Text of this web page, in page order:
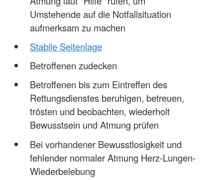
Umstehende auf die Notfallsituation
aufmerksam zu machen
Stabile Seitenlage
Betroffenen zudecken
Betroffenen bis zum Eintreffen des
Rettungsdienstes beruhigen, betreuen,
trösten und beobachten, wiederholt
Bewusstsein und Atmung prüfen
Bei vorhandener Bewusstlosigkeit und
fehlender normaler Atmung Herz-Lungen-
Wiederbelebung